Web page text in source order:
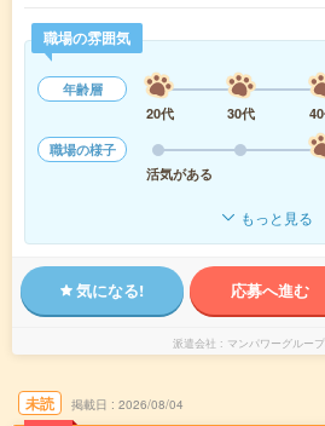
職場の雰囲気
年齢層
20代
30代
職場の様子
活気がある
もっと見る
気になる! 応募へ進む
派遣会社 マンパワーグルー
未読 掲載日 2026/08/04